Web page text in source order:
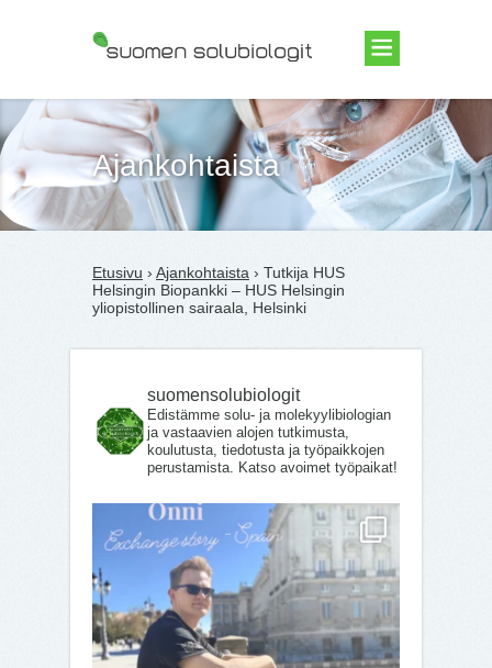
Suomen Solubiologit ry
Ajankohtaista
Etusivu › Ajankohtaista › Tutkija HUS
Helsingin Biopankki – HUS Helsingin
yliopistollinen sairaala, Helsinki
suomensolubiologit
Edistämme solu- ja molekyylibiologian
ja vastaavien alojen tutkimusta,
koulutusta, tiedotusta ja työpaikkojen
perustamista. Katso avoimet työpaikat!